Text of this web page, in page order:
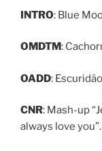
INTRO: Blue
OMDTM:
OADD:
CNR: Mash-up
always love you”.